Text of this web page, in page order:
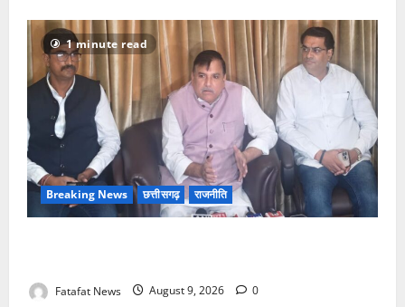
1 minute read
Breaking News छत्तीसगढ़ राजनीति
Fatafat News August 9, 2026 0